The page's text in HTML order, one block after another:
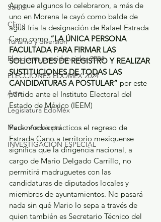
Salud
Clima
Turismo y diversión
Elecciones presidenciales 2024
ELECCIONES EDOMEX 2024
Arte
Legislatura EdoMéx
Medio Ambiente
INVESTIGACIÓN ESPECIAL
Aunque algunos lo celebraron, a más de
uno en Morena le cayó como balde de
agua fría la designación de Rafael Estrada
Cano como “LA ÚNICA PERSONA
FACULTADA PARA FIRMAR LAS
SOLICITUDES DE REGISTRO Y REALIZAR
SUSTITUCIONES DE TODAS LAS
CANDIDATURAS A POSTULAR” por este
partido ante el Instituto Electoral del
Estado de México (IEEM)
Para modos prácticos el regreso de
Estrada Cano a territorio mexiquense
significa que la dirigencia nacional, a
cargo de Mario Delgado Carrillo, no
permitirá madruguetes con las
candidaturas de diputados locales y
miembros de ayuntamientos. No pasará
nada sin qué Mario lo sepa a través de
quien también es Secretario Técnico del